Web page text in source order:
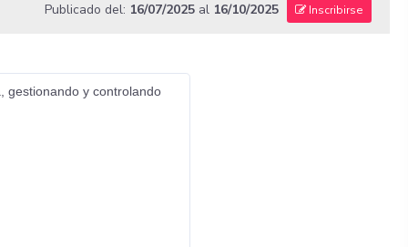
Publicado del: 16/07/2025al 16/10/2025 Inscribirse
gestionando y controlando